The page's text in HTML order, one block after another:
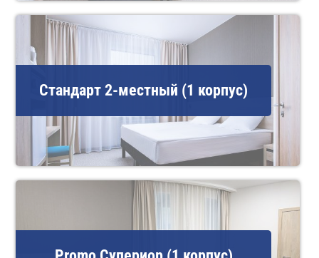
Стандарт 2-местный (1 корпус)